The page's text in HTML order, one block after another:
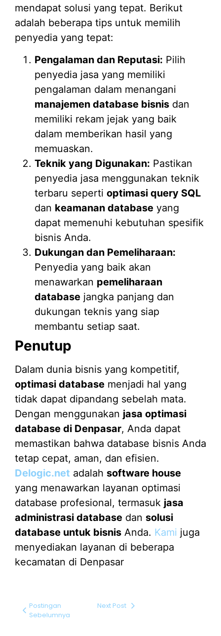
mendapat solusi yang tepat. Berikut
adalah beberapa tips untuk memilih
penyedia yang tepat:
Pengalaman dan Reputasi: Pilih
penyedia jasa yang memiliki
pengalaman dalam menangani
manajemen database bisnis dan
memiliki rekam jejak yang baik
dalam memberikan hasil yang
memuaskan.
Teknik yang Digunakan: Pastikan
penyedia jasa menggunakan teknik
terbaru seperti optimasi query SQL
dan keamanan database yang
dapat memenuhi kebutuhan spesifik
bisnis Anda.
Dukungan dan Pemeliharaan:
Penyedia yang baik akan
menawarkan pemeliharaan
database jangka panjang dan
dukungan teknis yang siap
membantu setiap saat.
Penutup
Dalam dunia bisnis yang kompetitif,
optimasi database menjadi hal yang
tidak dapat dipandang sebelah mata.
Dengan menggunakan jasa optimasi
database di Denpasar, Anda dapat
memastikan bahwa database bisnis Anda
tetap cepat, aman, dan efisien.
Delogic.net adalah software house
yang menawarkan layanan optimasi
database profesional, termasuk jasa
administrasi database dan solusi
database untuk bisnis Anda. Kami juga
menyediakan layanan di beberapa
kecamatan di Denpasar
Postingan
Sebelumnya
Next Post